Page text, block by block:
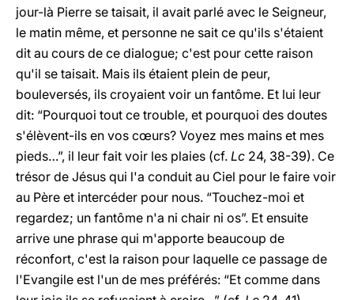
jour-là Pierre se taisait, il avait parlé avec le Seigneur,
le matin même, et personne ne sait ce qu'ils s'étaient
dit au cours de ce dialogue; c'est pour cette raison
qu'il se taisait. Mais ils étaient plein de peur,
bouleversés, ils croyaient voir un fantôme. Et lui leur
dit: “Pourquoi tout ce trouble, et pourquoi des doutes
s'élèvent-ils en vos cœurs? Voyez mes mains et mes
pieds…”, il leur fait voir les plaies (cf. Lc 24, 38-39). Ce
trésor de Jésus qui l'a conduit au Ciel pour le faire voir
au Père et intercéder pour nous. “Touchez-moi et
regardez; un fantôme n'a ni chair ni os”. Et ensuite
arrive une phrase qui m'apporte beaucoup de
réconfort, c'est la raison pour laquelle ce passage de
l'Evangile est l'un de mes préférés: “Et comme dans